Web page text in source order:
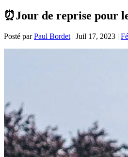
⏰Jour de reprise pour
Posté parPaul Bordet | Juil 17, 2023 |